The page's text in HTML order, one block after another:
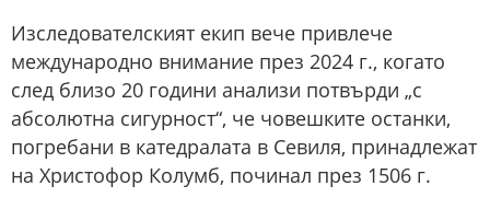
Изследователският екип вече привлече
международно внимание през 2024 г., когато
след близо 20 години анализи потвърди „с
абсолютна сигурност“, че човешките останки,
погребани в катедралата в Севиля, принадлежат
на Христофор Колумб, починал през 1506 г.